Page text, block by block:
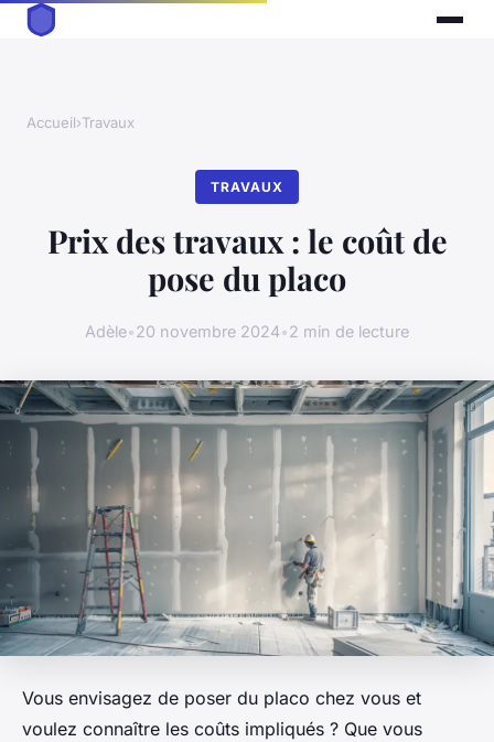
Accueil›Travaux
TRAVAUX
Prix des travaux : le coût de
pose du placo
Adèle•20 novembre 2024•2 min de lecture
Vous envisagez de poser du placo chez vous et
voulez connaître les coûts impliqués ? Que vous